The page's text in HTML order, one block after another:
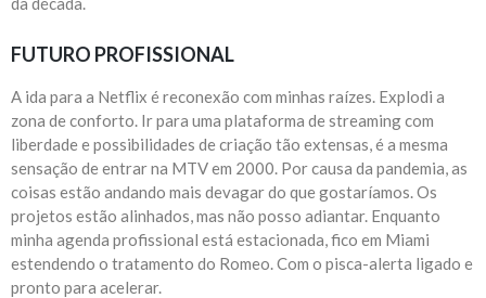
FUTURO PROFISSIONAL
A ida para a Netflix é reconexão com minhas raízes. Explodi a
zona de conforto. Ir para uma plataforma de streaming com
liberdade e possibilidades de criação tão extensas, é a mesma
sensação de entrar na MTV em 2000. Por causa da pandemia, as
coisas estão andando mais devagar do que gostaríamos. Os
projetos estão alinhados, mas não posso adiantar. Enquanto
minha agenda profissional está estacionada, fico em Miami
estendendo o tratamento do Romeo. Com o pisca-alerta ligado e
pronto para acelerar.​